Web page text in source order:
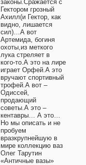
законы.Сражается с
Гектором грозный
Ахилл(и Гектор, как
видно, лишается
сил)…А вот
Артемида, богиня
охоты,из меткого
лука стреляет в
кого-то.А это на лире
играет Орфей.А это
вручают спортивный
трофей.А вот –
Одиссей,
продающий
советы.А это –
кентавры… А это…
Но мы описать и не
пробуем
вразкрупнейшую в
мире коллекцию ваз
Олег Тарутин
«Античные вазы»